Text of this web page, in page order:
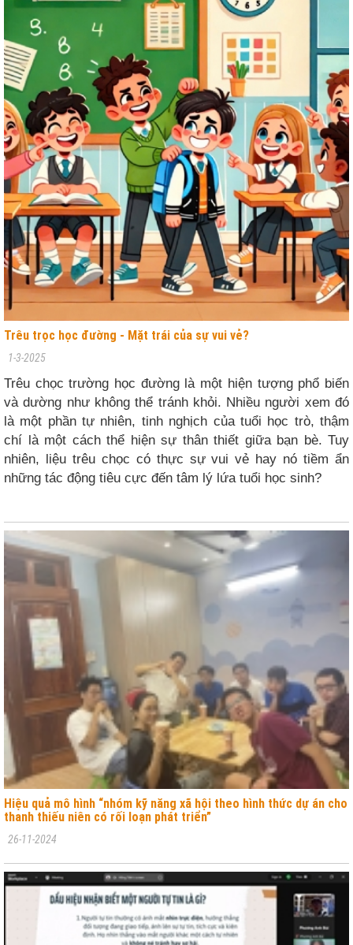
Trêu trọc học đường - Mặt trái của sự vui vẻ?
1-3-2025
Trêu chọc trường học đường là một hiện tượng phổ biến
và dường như không thể tránh khỏi. Nhiều người xem đó
là một phần tự nhiên, tinh nghịch của tuổi học trò, thậm
chí là một cách thể hiện sự thân thiết giữa bạn bè. Tuy
nhiên, liệu trêu chọc có thực sựvui vẻ hay nó tiềm ẩn
những tác động tiêu cực đến tâm lý lứa tuổi học sinh?
Hiệu quả mô hình “nhóm kỹ năng xã hội theo hình thức dự án cho
thanh thiếu niên có rối loạn phát triển”
26-11-2024